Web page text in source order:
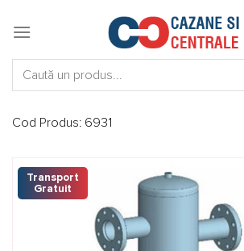
Cod Produs: 6931
Transport
Gratuit